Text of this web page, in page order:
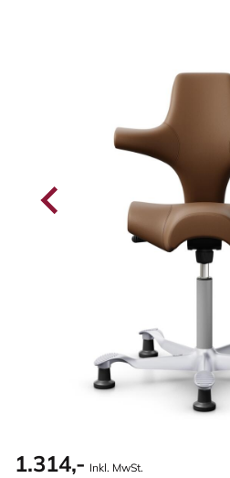
1.314,- Inkl. MwSt.